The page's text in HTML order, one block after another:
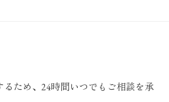
ため、24時間いつでもご相談を承